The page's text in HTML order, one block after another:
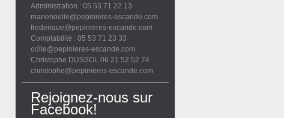
Administration : 05 53 71 22 13
marienoelle@pepinieres-escande.com
frederique@pepinieres-escande.com
Comptabilité : 05 53 71 23 33
odile@pepinieres-escande.com
Christophe DUSSOL 06 21 52 52 74
christophe@pepinieres-escande.com
Rejoignez-nous sur
Facebook!